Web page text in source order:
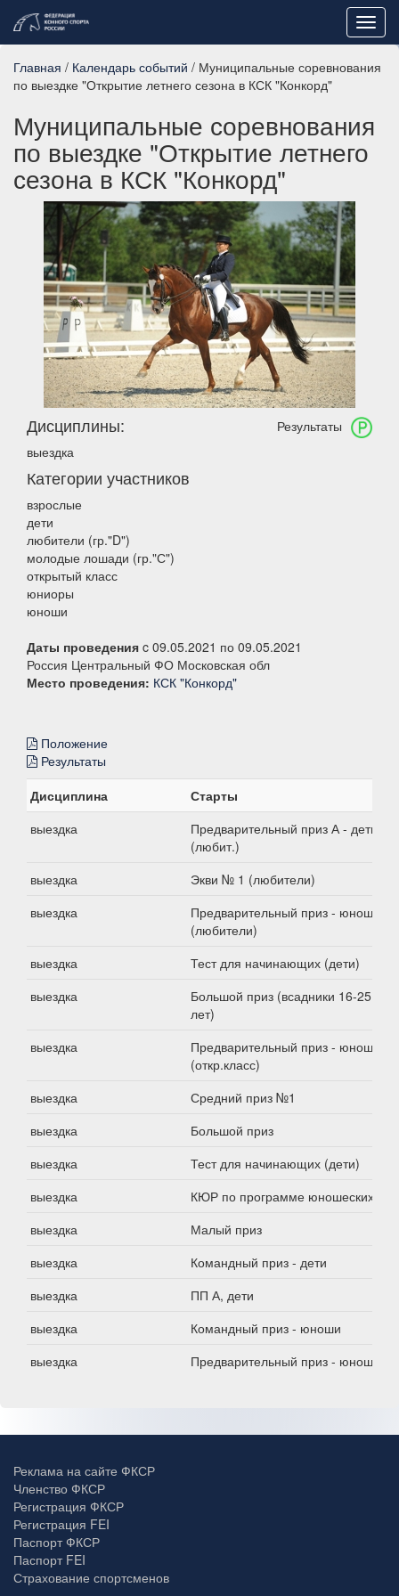
Главная / Календарь событий / Муниципальные соревнования
по выездке "Открытие летнего сезона в КСК "Конкорд"
Муниципальные соревнования
по выездке "Открытие летнего
сезона в КСК "Конкорд"
Результаты
Дисциплины:
выездка
Категории участников
взрослые
дети
любители (гр."D")
молодые лошади (гр."С")
открытый класс
юниоры
юноши
Даты проведения c 09.05.2021 по 09.05.2021
Россия Центральный ФО Московская обл
Место проведения: КСК "Конкорд"
Положение
Результаты
Дисциплина
Старты
выездка
Предварительный приз А - дети
(любит.)
выездка
Экви № 1 (любители)
выездка
Предварительный приз - юноши
(любители)
выездка
Тест для начинающих (дети)
выездка
Большой приз (всадники 16-25
лет)
выездка
Предварительный приз - юноши
(откр.класс)
выездка
Средний приз №1
выездка
Большой приз
выездка
Тест для начинающих (дети)
выездка
КЮР по программе юношеских езд
выездка
Малый приз
выездка
Командный приз - дети
выездка
ПП А, дети
выездка
Командный приз - юноши
выездка
Предварительный приз - юноши
Реклама на сайте ФКСР
Членство ФКСР
Регистрация ФКСР
Регистрация FEI
Паспорт ФКСР
Паспорт FEI
Страхование спортсменов